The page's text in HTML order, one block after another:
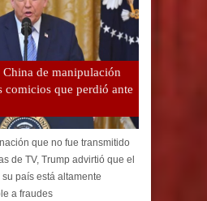
China de manipulación
comicios que perdió ante
que no fue transmitido
de TV, Trump advirtió que el
país está altamente
a fraudes